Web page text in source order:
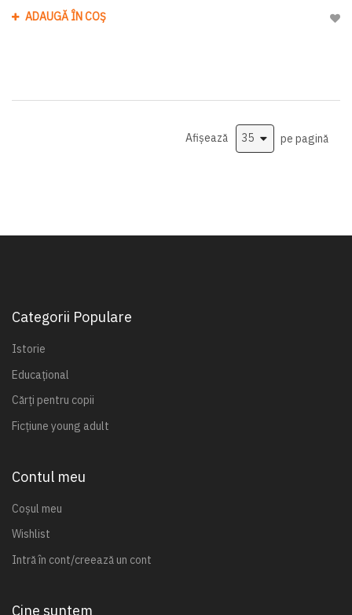
ADAUGĂ ÎN COȘ
Afișează pe pagină
Categorii Populare
Istorie
Educațional
Cărți pentru copii
Ficțiune young adult
Contul meu
Coșul meu
Wishlist
Intră în cont/creează un cont
Cine suntem